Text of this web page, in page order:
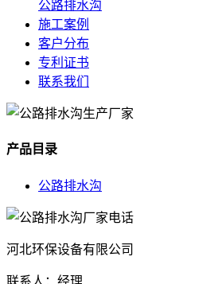
公路排水沟
施工案例
客户分布
专利证书
联系我们
产品目录
公路排水沟
河北环保设备有限公司
联系人：经理